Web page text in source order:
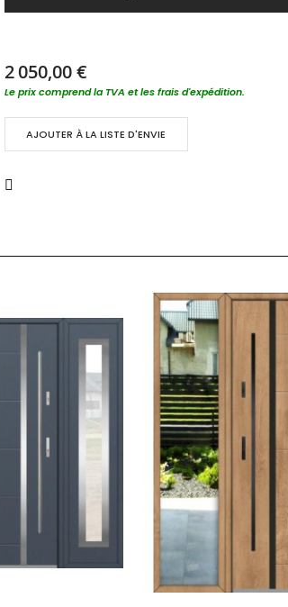
2 050,00 €
Le prix comprend la TVA et les frais d'expédition.
AJOUTER À LA LISTE D'ENVIE